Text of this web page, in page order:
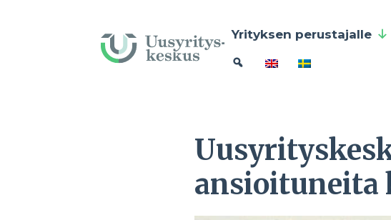
Yrityksen perustajalle
ansioituneita